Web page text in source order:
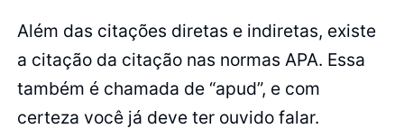
Além das citações diretas e indiretas, existe
a citação da citação nas normas APA. Essa
também é chamada de “apud”, e com
certeza você já deve ter ouvido falar.